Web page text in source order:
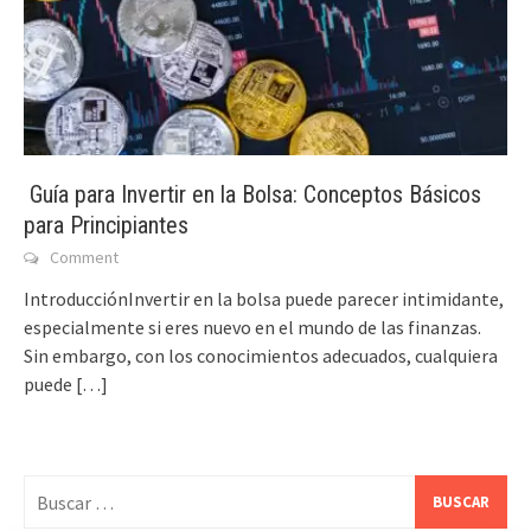
Guía para Invertir en la Bolsa: Conceptos Básicos
para Principiantes
Comment
IntroducciónInvertir en la bolsa puede parecer intimidante,
especialmente si eres nuevo en el mundo de las finanzas.
Sin embargo, con los conocimientos adecuados, cualquiera
puede […]